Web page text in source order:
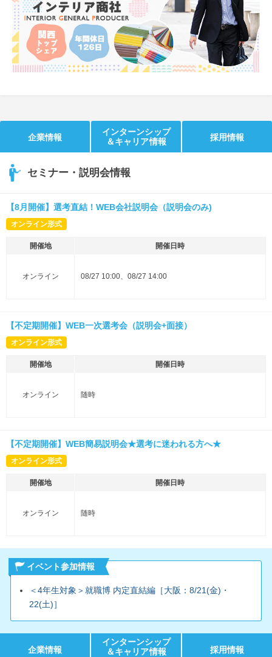
就活ニュースペーパー
就活時事ニュースを更新
よくある質問
不明点があればこちら
企業情報
インターンシップ
＆キャリア情報
採用情報
セミナー・説明会情報
【8月開催】選考直結！WEB会社説明会（説明会のみ)
オンライン形式
開催地 開催日時
オンライン 08/27 10:00、08/27 14:00
【不定期開催】WEB一次選考会（説明会+面接）
オンライン形式
開催地 開催日時
オンライン 随時
【不定期開催】WEB簡易説明会★選考に迷われる方へ★
オンライン形式
開催地 開催日時
オンライン 随時
イベント参加情報
＜4年生対象＞就職博 内定直結編［大阪：8/21(金)・
22(土)］
企業情報
インターンシップ
＆キャリア情報
採用情報